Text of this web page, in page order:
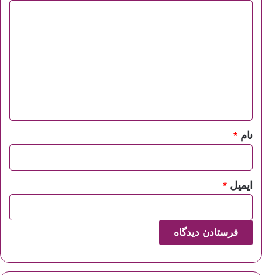
نام *
ایمیل *